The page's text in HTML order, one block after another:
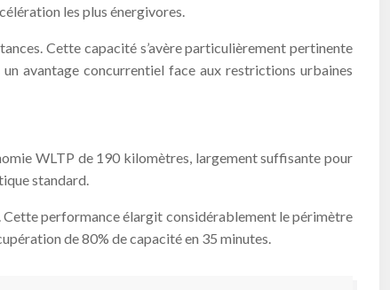
les plus énergivores.
Cette capacité s’avère particulièrement pertinente
avantage concurrentiel face aux restrictions urbaines
WLTP de 190 kilomètres, largement suffisante pour
standard.
Cette performance élargit considérablement le périmètre
de 80% de capacité en 35 minutes.